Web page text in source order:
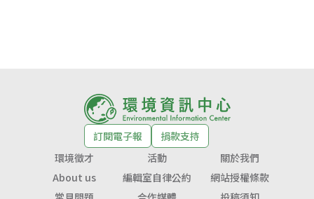
訂閱電子報
捐款支持
環境徵才
活動
關於我們
About us
編輯室自律公約
網站授權條款